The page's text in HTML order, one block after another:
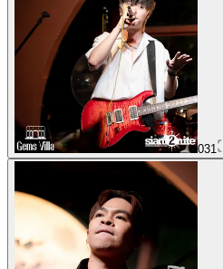
031